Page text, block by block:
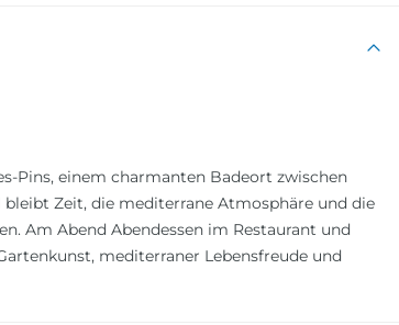
Pins, einem charmanten Badeort zwischen
Zeit, die mediterrane Atmosphäre und die
Am Abend Abendessen im Restaurant und
mediterraner Lebensfreude und